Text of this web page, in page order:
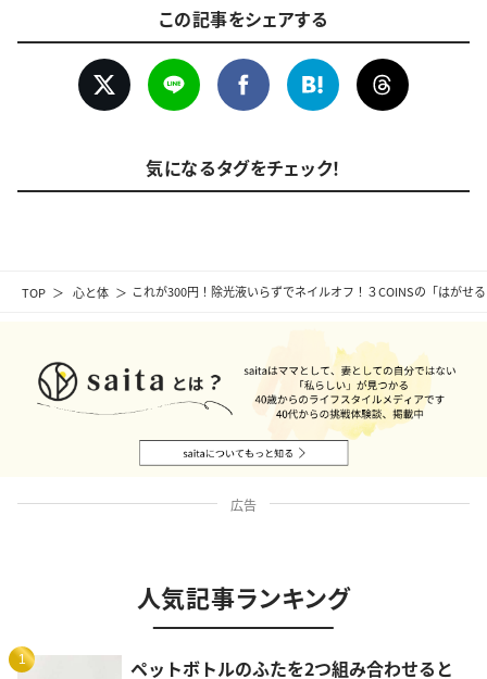
TOP 心と体 これが300円！除光液いらずでネイルオフ！３COINSの「はがせ
この記事をシェアする
気になるタグをチェック！
広告
人気記事ランキング
1
ペットボトルのふたを2つ組み合わせると